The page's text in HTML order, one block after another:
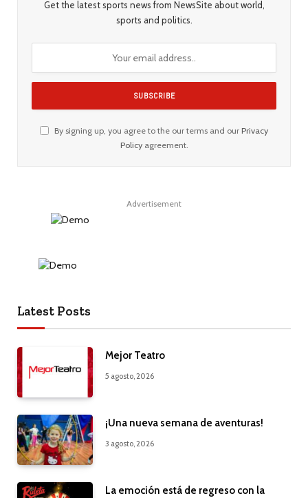
Get the latest sports news from NewsSite about world,
sports and politics.
By signing up, you agree to the our terms and our Privacy
Policyagreement.
Advertisement
Latest Posts
Mejor Teatro
5 agosto, 2026
¡Una nueva semana de aventuras!
3 agosto, 2026
La emoción está de regreso con la